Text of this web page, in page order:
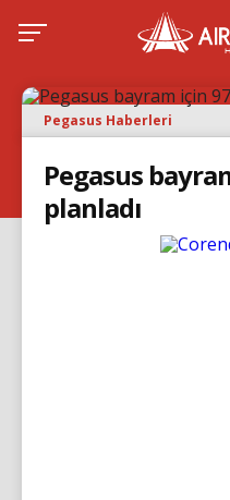
Pegasus Haberleri
Pegasus
planladı